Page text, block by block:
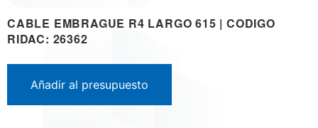
CABLE EMBRAGUE R4 LARGO 615 | CODIGO
RIDAC: 26362
Añadir al presupuesto